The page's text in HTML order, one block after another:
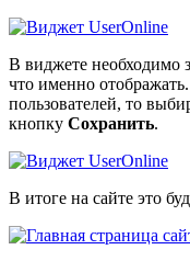
В виджете необходимо
что именно
пользователей, то
кнопку Сохранить.
В итоге на сайте это